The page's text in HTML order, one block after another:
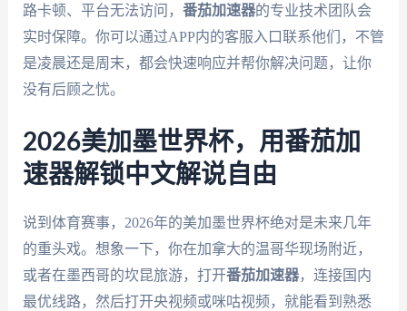
路卡顿、平台无法访问， 番茄加速器的专业技术团队会
实时保障。你可以通过APP内的客服入口联系他们，不管
是凌晨还是周末，都会快速响应并帮你解决问题，让你
没有后顾之忧。
2026美加墨世界杯，用番茄加
速器解锁中文解说自由
说到体育赛事，2026年的美加墨世界杯绝对是未来几年
的重头戏。想象一下，你在加拿大的温哥华现场附近，
或者在墨西哥的坎昆旅游，打开番茄加速器，连接国内
最优线路，然后打开央视频或咪咕视频，就能看到熟悉